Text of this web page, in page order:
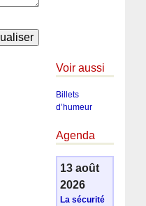
Voir aussi
Billets
d’humeur
Agenda
13 août
2026
La sécurité